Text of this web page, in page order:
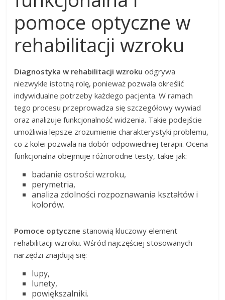
pomoce optyczne w
rehabilitacji wzroku
Diagnostyka w rehabilitacji wzroku odgrywa
niezwykle istotną rolę, ponieważ pozwala określić
indywidualne potrzeby każdego pacjenta. W ramach
tego procesu przeprowadza się szczegółowy wywiad
oraz analizuje funkcjonalność widzenia. Takie podejście
umożliwia lepsze zrozumienie charakterystyki problemu,
co z kolei pozwala na dobór odpowiedniej terapii. Ocena
funkcjonalna obejmuje różnorodne testy, takie jak:
badanie ostrości wzroku,
perymetria,
analiza zdolności rozpoznawania kształtów i
kolorów.
Pomoce optyczne stanowią kluczowy element
rehabilitacji wzroku. Wśród najczęściej stosowanych
narzędzi znajdują się:
lupy,
lunety,
powiększalniki.